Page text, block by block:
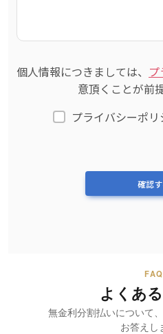
個人情報につきましては、
意頂くことが前
プライバシーポ
確認
FAQ
よくあ
無金利分割払いについて、
お答えし